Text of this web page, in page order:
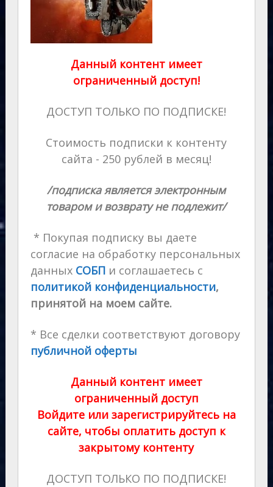
Данный контент имеет
ограниченный доступ!
ДОСТУП ТОЛЬКО ПО ПОДПИСКЕ!
Стоимость подписки к контенту
сайта - 250 рублей в месяц!
/подписка является электронным
товаром и возврату не подлежит/
* Покупая подписку вы даете
согласие на обработку персональных
данных СОБП и соглашаетесь с
политикой конфиденциальности,
принятой на моем сайте.
* Все сделки соответствуют договору
публичной оферты
Данный контент имеет
ограниченный доступ
Войдите или зарегистрируйтесь на
сайте, чтобы оплатить доступ к
закрытому контенту
ДОСТУП ТОЛЬКО ПО ПОДПИСКЕ!